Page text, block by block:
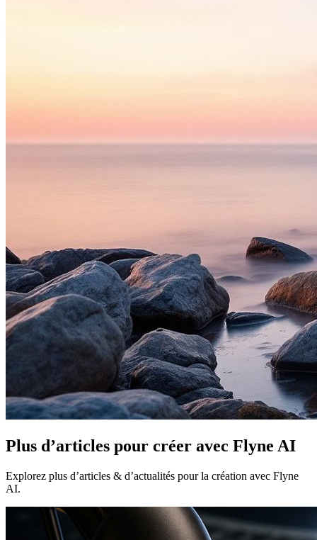
Plus d’articles pour créer avec Flyne AI
Explorez plus d’articles & d’actualités pour la création avec Flyne
AI.